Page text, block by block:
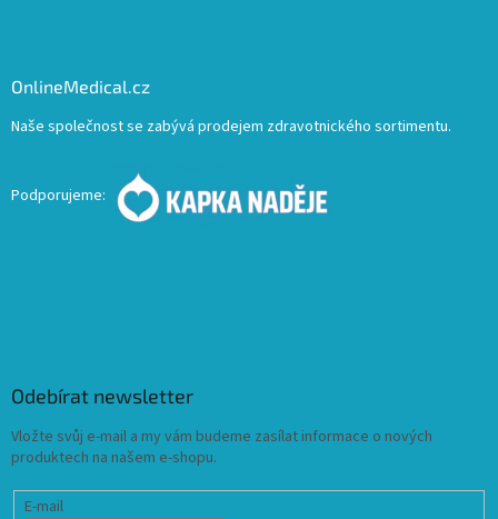
OnlineMedical.cz
Naše společnost se zabývá prodejem zdravotnického sortimentu.
Podporujeme:
Odebírat newsletter
Vložte svůj e-mail a my vám budeme zasílat informace o nových
produktech na našem e-shopu.
E-mail